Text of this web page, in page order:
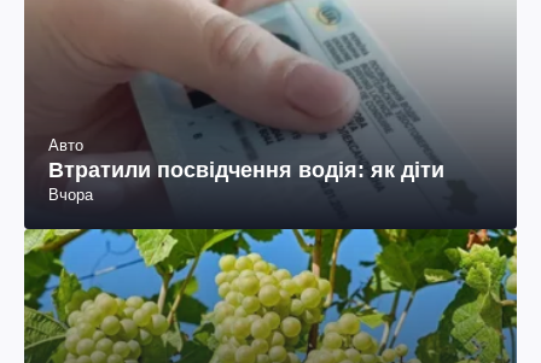
Авто
Втратили посвідчення водія: як діти
Вчора